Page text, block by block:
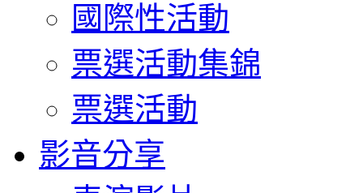
國際性活動
票選活動集錦
票選活動
影音分享